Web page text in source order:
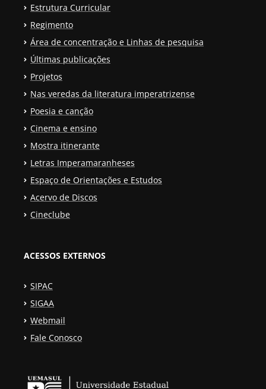
Estrutura Curricular
Regimento
Área de concentração e Linhas de pesquisa
Últimas publicações
Projetos
Nas veredas da literatura imperatrizense
Poesia e canção
Cinema e ensino
Mostra itinerante
Letras Imperamaranheses
Espaço de Orientações e Estudos
Acervo de Discos
Cineclube
ACESSOS EXTERNOS
SIPAC
SIGAA
Webmail
Fale Conosco